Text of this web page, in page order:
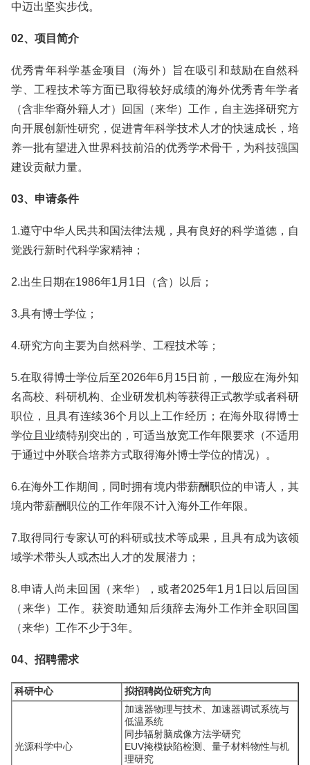
中迈出坚实步伐。
02、项目简介
优秀青年科学基金项目（海外）旨在吸引和鼓励在自然科
学、工程技术等方面已取得较好成绩的海外优秀青年学者
（含非华裔外籍人才）回国（来华）工作，自主选择研究方
向开展创新性研究，促进青年科学技术人才的快速成长，培
养一批有望进入世界科技前沿的优秀学术骨干，为科技强国
建设贡献力量。
03、申请条件
1.遵守中华人民共和国法律法规，具有良好的科学道德，自
觉践行新时代科学家精神；
2.出生日期在1986年1月1日（含）以后；
3.具有博士学位；
4.研究方向主要为自然科学、工程技术等；
5.在取得博士学位后至2026年6月15日前，一般应在海外知
名高校、科研机构、企业研发机构等获得正式教学或者科研
职位，且具有连续36个月以上工作经历；在海外取得博士
学位且业绩特别突出的，可适当放宽工作年限要求（不适用
于通过中外联合培养方式取得海外博士学位的情况）。
6.在海外工作期间，同时拥有境内带薪酬职位的申请人，其
境内带薪酬职位的工作年限不计入海外工作年限。
7.取得同行专家认可的科研或技术等成果，且具有成为该领
域学术带头人或杰出人才的发展潜力；
8.申请人尚未回国（来华），或者2025年1月1日以后回国
（来华）工作。获资助通知后须辞去海外工作并全职回国
（来华）工作不少于3年。
04、招聘需求
科研中心 拟招聘岗位研究方向
光源科学中心
加速器物理与技术、加速器调试系统与
低温系统
同步辐射脑成像方法学研究
EUV掩模缺陷检测、量子材料物性与机
理研究